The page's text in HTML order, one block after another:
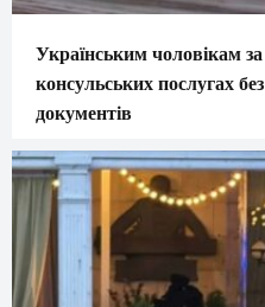
Українським чоловікам
консульських послугах
документів